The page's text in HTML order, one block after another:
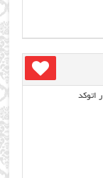
اتوکد